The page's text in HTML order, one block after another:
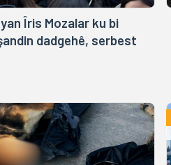
Îris Mozalar ku bi
dadgehê, serbest